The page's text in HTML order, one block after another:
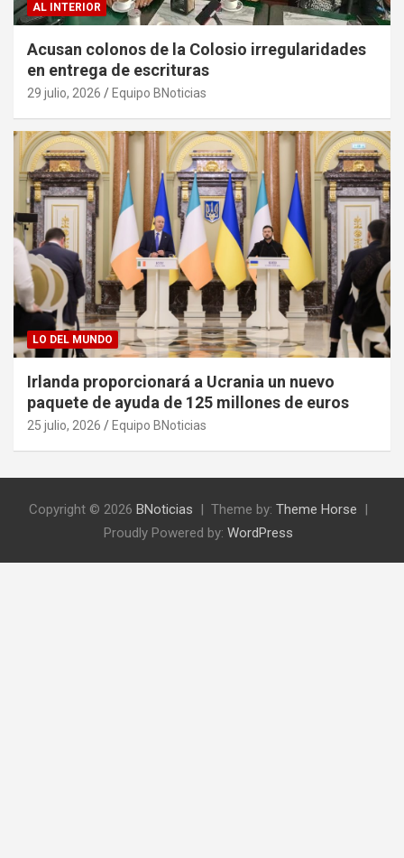
AL INTERIOR
Acusan colonos de la Colosio irregularidades
en entrega de escrituras
29 julio, 2026 Equipo BNoticias
LO DEL MUNDO
Irlanda proporcionará a Ucrania un nuevo
paquete de ayuda de 125 millones de euros
25 julio, 2026 Equipo BNoticias
Copyright © 2026 BNoticias Theme by: Theme Horse
Proudly Powered by: WordPress